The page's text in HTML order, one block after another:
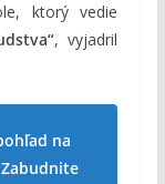
ktorý vedie
, vyjadril
na